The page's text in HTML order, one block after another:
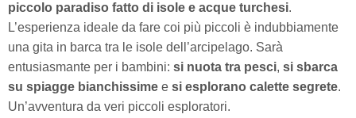
piccolo paradiso fatto di isole e acque turchesi.
L’esperienza ideale da fare coi più piccoli è indubbiamente
una gita in barca tra le isole dell’arcipelago. Sarà
entusiasmante per i bambini: si nuota tra pesci, si sbarca
su spiagge bianchissime e si esplorano calette segrete.
Un’avventura da veri piccoli esploratori.